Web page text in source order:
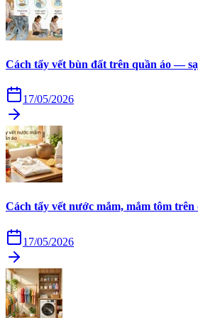
Cách tẩy vết bùn đất trên quần áo —
17/05/2026
Cách tẩy vết nước mắm, mắm tôm
17/05/2026